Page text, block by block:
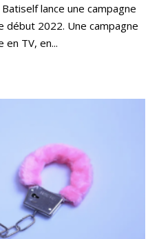
lance une campagne
début 2022. Une campagne
en TV, en...